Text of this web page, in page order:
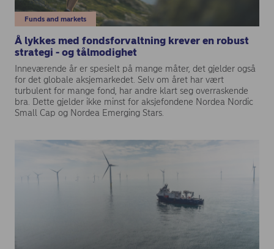
Funds and markets
Å lykkes med fondsforvaltning krever en robust
strategi - og tålmodighet
Inneværende år er spesielt på mange måter, det gjelder også
for det globale aksjemarkedet. Selv om året har vært
turbulent for mange fond, har andre klart seg overraskende
bra. Dette gjelder ikke minst for aksjefondene Nordea Nordic
Small Cap og Nordea Emerging Stars.